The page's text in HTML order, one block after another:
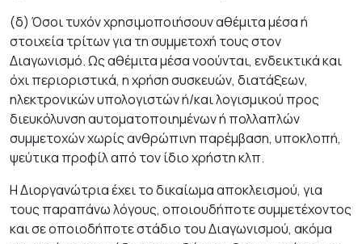
(δ) Όσοι τυχόν χρησιμοποιήσουν αθέμιτα μέσα ή
στοιχεία τρίτων για τη συμμετοχή τους στον
Διαγωνισμό. Ως αθέμιτα μέσα νοούνται, ενδεικτικά και
όχι περιοριστικά, η χρήση συσκευών, διατάξεων,
ηλεκτρονικών υπολογιστών ή/και λογισμικού προς
διευκόλυνση αυτοματοποιημένων ή πολλαπλών
συμμετοχών χωρίς ανθρώπινη παρέμβαση, υποκλοπή,
ψεύτικα προφίλ από τον ίδιο χρήστη κλπ.
Η Διοργανώτρια έχει το δικαίωμα αποκλεισμού, για
τους παραπάνω λόγους, οποιου­δή­ποτε συμμετέχοντος
και σε οποιοδήποτε στάδιο του Διαγωνισμού, ακόμα